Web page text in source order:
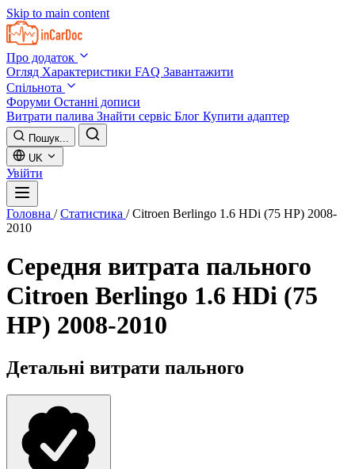
Skip to main content
Про додаток
Огляд Характеристики FAQ Завантажити
Спільнота
Форуми Останні дописи
Витрати палива Знайти сервіс Блог Купити адаптер
Пошук...
UK
Увійти
Головна / Статистика / Citroen Berlingo 1.6 HDi (75 HP) 2008-
2010
Середня витрата пального
Citroen Berlingo 1.6 HDi (75
HP) 2008-2010
Детальні витрати пального